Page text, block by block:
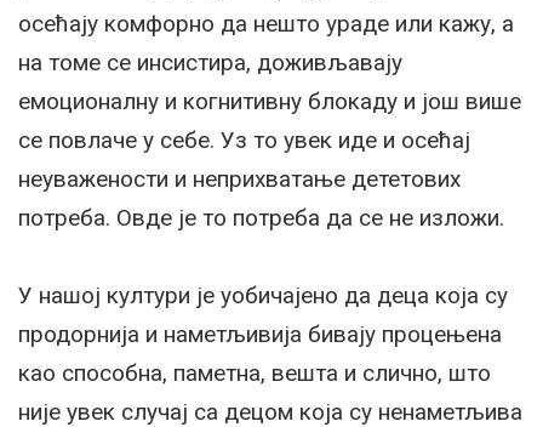
осећају комфорно да нешто ураде или кажу, а
на томе се инсистира, доживљавају
емоционалну и когнитивну блокаду и још више
се повлаче у себе. Уз то увек иде и осећај
неуважености и неприхватање дететових
потреба. Овде је то потреба да се не изложи.
У нашој култури је уобичајено да деца која су
продорнија и наметљивија бивају процењена
као способна, паметна, вешта и слично, што
није увек случај са децом која су ненаметљива